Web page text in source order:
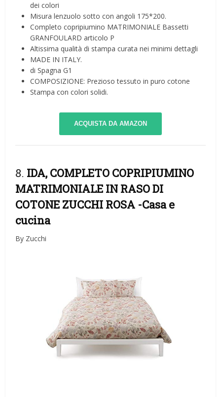
dei colori
Misura lenzuolo sotto con angoli 175*200.
Completo copripiumino MATRIMONIALE Bassetti
GRANFOULARD articolo P
Altissima qualità di stampa curata nei minimi dettagli
MADE IN ITALY.
di Spagna G1
COMPOSIZIONE: Prezioso tessuto in puro cotone
Stampa con colori solidi.
ACQUISTA DA AMAZON
8. IDA, COMPLETO COPRIPIUMINO
MATRIMONIALE IN RASO DI
COTONE ZUCCHI ROSA -Casa e
cucina
By Zucchi